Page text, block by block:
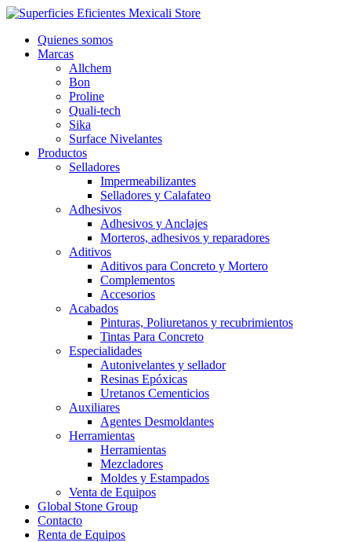
Ir
contenidoQuienes somos
Marcas
Allchem
Bon
Proline
Quali-tech
Sika
Surface Nivelantes
Productos
Selladores
Impermeabilizantes
Selladores y Calafateo
Adhesivos
Adhesivos y Anclajes
Morteros, adhesivos y reparadores
Aditivos
Aditivos para Concreto y Mortero
Complementos
Accesorios
Acabados
Pinturas, Poliuretanos y recubrimientos
Tintas Para Concreto
Especialidades
Autonivelantes y sellador
Resinas Epóxicas
Uretanos Cementicios
Auxiliares
Agentes Desmoldantes
Herramientas
Herramientas
Mezcladores
Moldes y Estampados
Venta de Equipos
Global Stone Group
Contacto
Renta de Equipos